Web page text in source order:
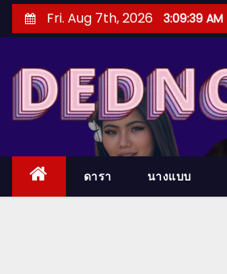
k
Fri. Aug 7th, 2026 3:09:40 AM
ดารา นางแบบ